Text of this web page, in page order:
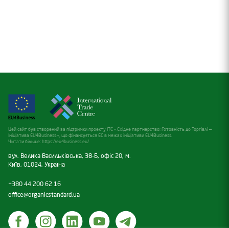
вул. Велика Васильківська, 38-Б, офіс 20, м.
Київ, 01024, Україна
Цей сайт був створений за підтримки проекту ITC «Східне партнерство: Готовність до Торгівлі —
Ініціатива EU4Business», що фінансується ЕС в межах ініціативи EU4Business.
Читати більше: https://eu4business.eu/
+380 44 200 62 16
office@organicstandard.ua